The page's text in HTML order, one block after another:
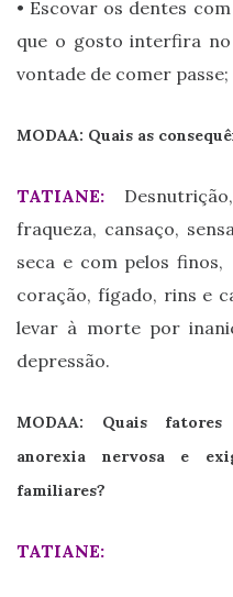
• Escovar os dentes
que o gosto interfira
vontade de comer passe;
MODAA: Quais as
TATIANE:
fraqueza, cansaço,
seca e com pelos
coração, fígado, rins e
levar à morte por
depressão.
MODAA: Quais
anorexia nervosa e
familiares?
TATIANE: